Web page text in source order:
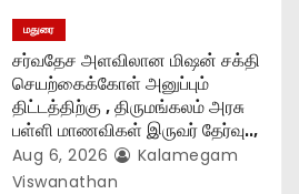
மதுரை
சர்வதேச அளவிலான மிஷன் சக்தி
செயற்கைக்கோள் அனுப்பும்
திட்டத்திற்கு , திருமங்கலம் அரசு
பள்ளி மாணவிகள் இருவர் தேர்வு..,
Aug 6, 2026
Kalamegam
Viswanathan